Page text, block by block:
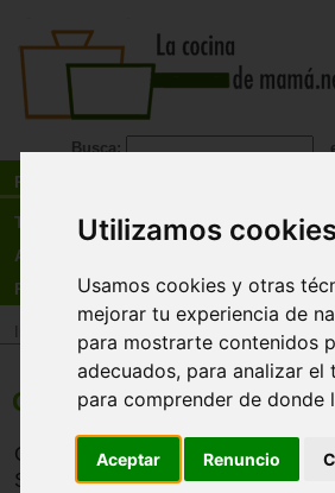
Utilizamos
Usamos cookies y otras
mejorar tu experiencia de
para mostrarte contenidos
adecuados, para analizar
para comprender de donde
Aceptar Renuncio
Busca:
Recetas
Tienda
Actualidad
Registro
Postres
Galletas de Mantequilla
Galletas ideales para el tomar el
Se pueden decorar con motivos